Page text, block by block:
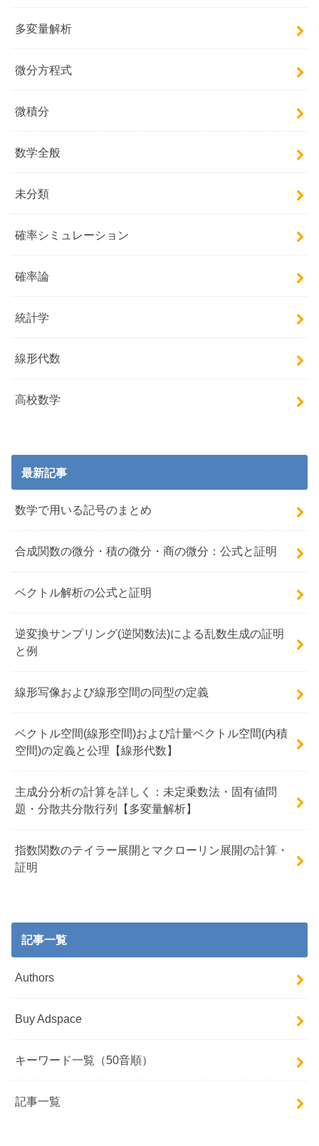
多変量解析
微分方程式
微積分
数学全般
未分類
確率シミュレーション
確率論
統計学
線形代数
高校数学
最新記事
数学で用いる記号のまとめ
合成関数の微分・積の微分・商の微分：公式と証明
ベクトル解析の公式と証明
逆変換サンプリング(逆関数法)による乱数生成の証明
と例
線形写像および線形空間の同型の定義
ベクトル空間(線形空間)および計量ベクトル空間(内積
空間)の定義と公理【線形代数】
主成分分析の計算を詳しく：未定乗数法・固有値問
題・分散共分散行列【多変量解析】
指数関数のテイラー展開とマクローリン展開の計算・
証明
記事一覧
Authors
Buy Adspace
キーワード一覧（50音順）
記事一覧